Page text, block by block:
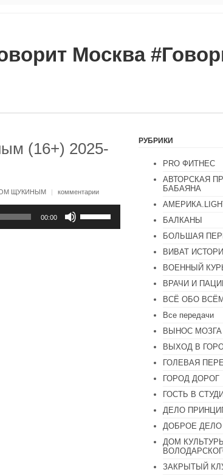
Москва
(16+) 2025-
ЩУКИНЫМ | комментарии
00:00
клавиши
РУБРИКИ
PRO ФИТНЕС
АВТОРСКАЯ
БАБАЯНА
БАЛКАНЫ
БОЛЬШАЯ
ВИВАТ
ВОЕННЫЙ
ВРАЧИ И
ВСЁ ОБО
Все передачи
ВЫНОС МОЗГА
ВЫХОД В
ГОЛЕВАЯ
ГОРОД ДОРОГ
ГОСТЬ В
ДЕЛО
ДОБРОЕ ДЕЛО
ДОМ
ЗАКРЫТЫЙ